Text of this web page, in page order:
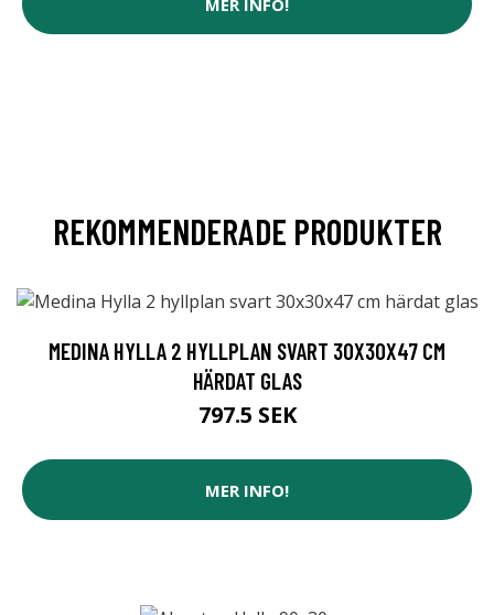
REKOMMENDERADE PRODUKTER
MEDINA HYLLA 2 HYLLPLAN SVART 30X30X47 CM
HÄRDAT GLAS
797.5 SEK
MER INFO!